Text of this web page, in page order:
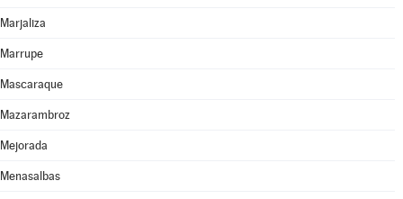
Marjaliza
Marrupe
Mascaraque
Mazarambroz
Mejorada
Menasalbas